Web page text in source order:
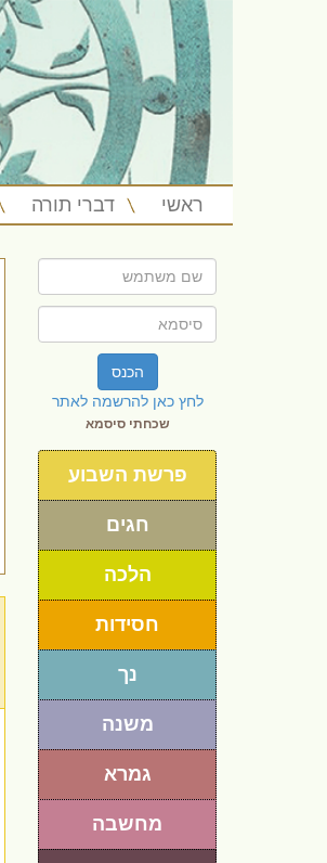
ראשי דברי תורה
הכנס
לחץ כאן להרשמה לאתר
שכחתי סיסמא
פרשת השבוע
חגים
הלכה
חסידות
נך
משנה
גמרא
מחשבה